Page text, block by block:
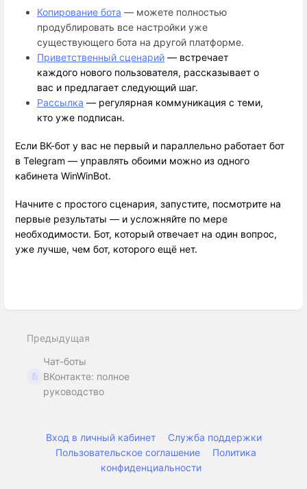
Копирование бота — можете полностью
продублировать все настройки уже
существующего бота на другой платформе.
Приветственный сценарий — встречает
каждого нового пользователя, рассказывает о
вас и предлагает следующий шаг.
Рассылка — регулярная коммуникация с теми,
кто уже подписан.
Если ВК-бот у вас не первый и параллельно работает бот
в Telegram — управлять обоими можно из одного
кабинета WinWinBot.
Начните с простого сценария, запустите, посмотрите на
первые результаты — и усложняйте по мере
необходимости. Бот, который отвечает на один вопрос,
уже лучше, чем бот, которого ещё нет.
выбора
Предыдущая
Чат-боты
ВКонтакте: полное
руководство
Вход в личный кабинет
Служба поддержки
Пользовательское соглашение
Политика
конфиденциальности